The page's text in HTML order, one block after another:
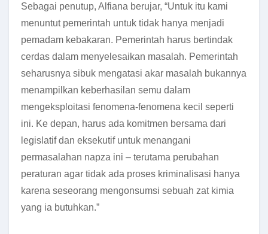
Sebagai penutup, Alfiana berujar, “Untuk itu kami
menuntut pemerintah untuk tidak hanya menjadi
pemadam kebakaran. Pemerintah harus bertindak
cerdas dalam menyelesaikan masalah. Pemerintah
seharusnya sibuk mengatasi akar masalah bukannya
menampilkan keberhasilan semu dalam
mengeksploitasi fenomena-fenomena kecil seperti
ini. Ke depan, harus ada komitmen bersama dari
legislatif dan eksekutif untuk menangani
permasalahan napza ini – terutama perubahan
peraturan agar tidak ada proses kriminalisasi hanya
karena seseorang mengonsumsi sebuah zat kimia
yang ia butuhkan.”